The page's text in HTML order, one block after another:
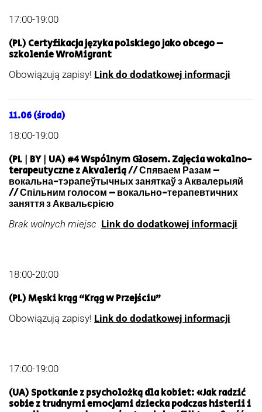
17:00-19:00
(PL) Certyfikacja języka polskiego jako obcego –
szkolenie WroMigrant
Obowiązują zapisy! Link do dodatkowej informacji
11.06 (środa)
18:00-19:00
(PL | BY | UA) #4 Wspólnym Głosem. Zajęcia wokalno-
terapeutyczne z Akvalerią // Спяваем Разам –
вокальна-тэрапеўтычных заняткаў з Аквалерыяй
// Спільним голосом – вокально-терапевтичних
заняття з Аквальєрією
Brak wolnych miejsc Link do dodatkowej informacji
18:00-20:00
(PL) Męski krąg “Krąg w Przejściu”
Obowiązują zapisy! Link do dodatkowej informacji
17:00-19:00
(UA) Spotkanie z psycholożką dla kobiet: «Jak radzić
sobie z trudnymi emocjami dziecka podczas histerii i